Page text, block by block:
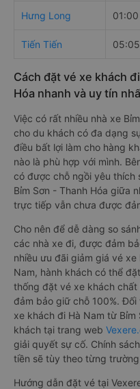
Hưng Long
Tiến Tiến
Cách đặt vé xe khách
Hóa nhanh và uy tín
Việc có rất nhiều nhà xe
cho du khách có đa dạng
điều bất lợi làm cho hàng
nào là phù hợp với mình.
có được chỗ ngồi yêu thích
Bỉm Sơn - Thanh Hóa giữa
trực tiếp vẫn chưa được
Cho nên để dễ dàng so
các nhà xe đi, được đảm
nhiều ưu đãi giảm giá vé xe
Nam, hành khách có thể
thống đặt vé xe khách
đảm bảo giữ chỗ 100%.
xe khách đi Hà Nam từ Bỉm
khách tại trang web
giải quyết sự cố. Chính
tiền sẽ tùy theo từng
Hướng dẫn đặt vé tại